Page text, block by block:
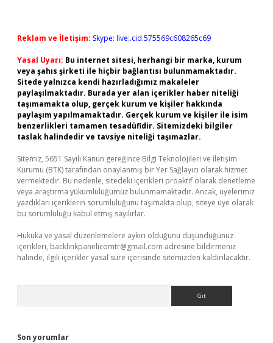
Reklam ve İletişim: Skype: live:.cid.575569c608265c69
Yasal Uyarı: Bu internet sitesi, herhangi bir marka, kurum
veya şahıs şirketi ile hiçbir bağlantısı bulunmamaktadır.
Sitede yalnızca kendi hazırladığımız makaleler
paylaşılmaktadır. Burada yer alan içerikler haber niteliği
taşımamakta olup, gerçek kurum ve kişiler hakkında
paylaşım yapılmamaktadır. Gerçek kurum ve kişiler ile isim
benzerlikleri tamamen tesadüfidir. Sitemizdeki bilgiler
taslak halindedir ve tavsiye niteliği taşımazlar.
Sitemiz, 5651 Sayılı Kanun gereğince Bilgi Teknolojileri ve İletişim
Kurumu (BTK) tarafından onaylanmış bir Yer Sağlayıcı olarak hizmet
vermektedir. Bu nedenle, sitedeki içerikleri proaktif olarak denetleme
veya araştırma yükümlülüğümüz bulunmamaktadır. Ancak, üyelerimiz
yazdıkları içeriklerin sorumluluğunu taşımakta olup, siteye üye olarak
bu sorumluluğu kabul etmiş sayılırlar.
Hukuka ve yasal düzenlemelere aykırı olduğunu düşündüğünüz
içerikleri, backlinkpanelicomtr@gmail.com adresine bildirmeniz
halinde, ilgili içerikler yasal süre içerisinde sitemizden kaldırılacaktır.
Son yorumlar